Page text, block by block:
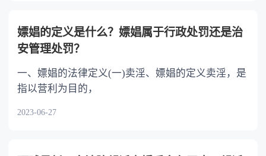
嫖娼的定义是什么？嫖娼属于行政处罚还是治
安管理处罚？
一、嫖娼的法律定义(一)卖淫、嫖娼的定义卖淫，是
指以营利为目的，
2023-06-27